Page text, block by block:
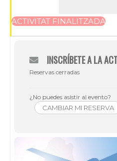
ACTIVITAT FINALITZADA
INSCRÍBETE A LA
Reservas cerradas
¿No puedes asistir al evento?
CAMBIAR MI RESERVA